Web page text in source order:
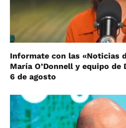
Informate con las «Noticias
María O’Donnell y equipo de
6 de agosto